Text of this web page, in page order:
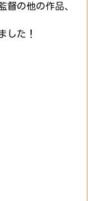
督の他の作品、
した！